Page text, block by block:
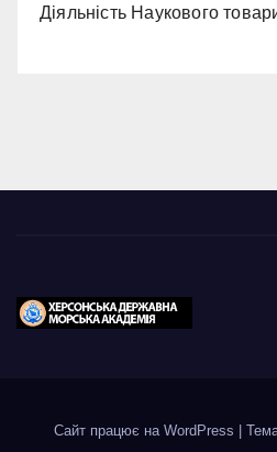
Діяльність Наукового
Сайт працює на WordPress